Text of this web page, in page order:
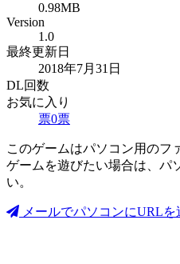
0.98MB
Version
1.0
最終更新日
2018年7月31日
DL回数
お気に入り
票0票
このゲームはパソコン用のフ
ゲームを遊びたい場合は、パ
い。
メールでパソコンにURLを